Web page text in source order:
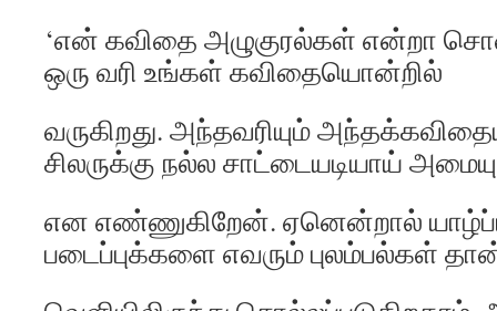
‘என் கவிதை அழுகுரல்கள் என்றா
ஒரு வரி உங்கள் கவிதையொன்றில்
வருகிறது. அந்தவரியும்
சிலருக்கு நல்ல சாட்டையடியாய்
என எண்ணுகிறேன். ஏனென்றால்
படைப்புக்களை எவரும் புலம்பல்கள்